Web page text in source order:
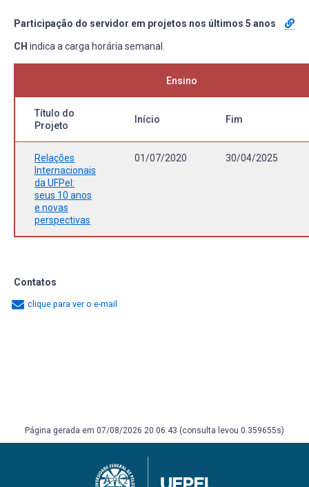
Participação do servidor em projetos nos últimos 5 anos
CH indica a carga horária semanal.
Ensino
Título do
Projeto
Início Fim
Relações
Internacionais
da UFPel:
seus 10 anos
e novas
perspectivas
01/07/2020 30/04/2025
Contatos
clique para ver o e-mail
Página gerada em 07/08/2026 20:06:43 (consulta levou 0.359655s)